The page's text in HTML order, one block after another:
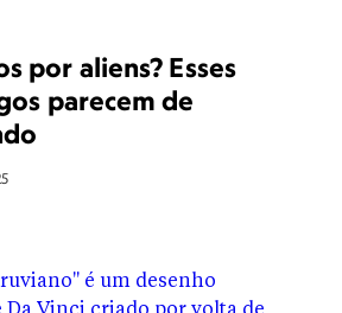
por aliens? Esses
parecem de